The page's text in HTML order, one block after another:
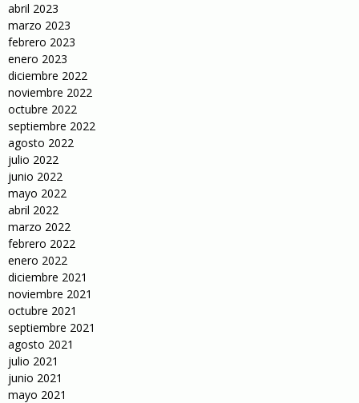
abril 2023
marzo 2023
febrero 2023
enero 2023
diciembre 2022
noviembre 2022
octubre 2022
septiembre 2022
agosto 2022
julio 2022
junio 2022
mayo 2022
abril 2022
marzo 2022
febrero 2022
enero 2022
diciembre 2021
noviembre 2021
octubre 2021
septiembre 2021
agosto 2021
julio 2021
junio 2021
mayo 2021